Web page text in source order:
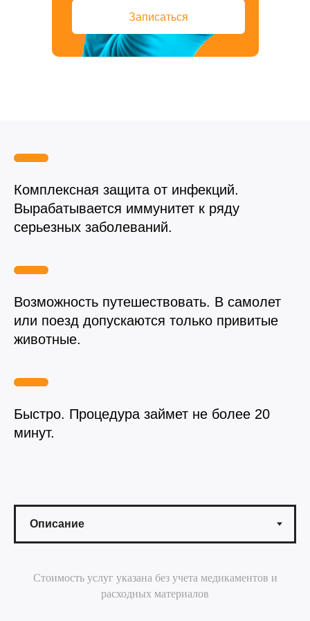
Вакцинация хорьков
Записаться
Комплексная защита от инфекций.
Вырабатывается иммунитет к ряду
серьезных заболеваний.
Возможность путешествовать. В самолет
или поезд допускаются только привитые
животные.
Быстро. Процедура займет не более 20
минут.
Стоимость услуг указана без учета медикаментов и
расходных материалов